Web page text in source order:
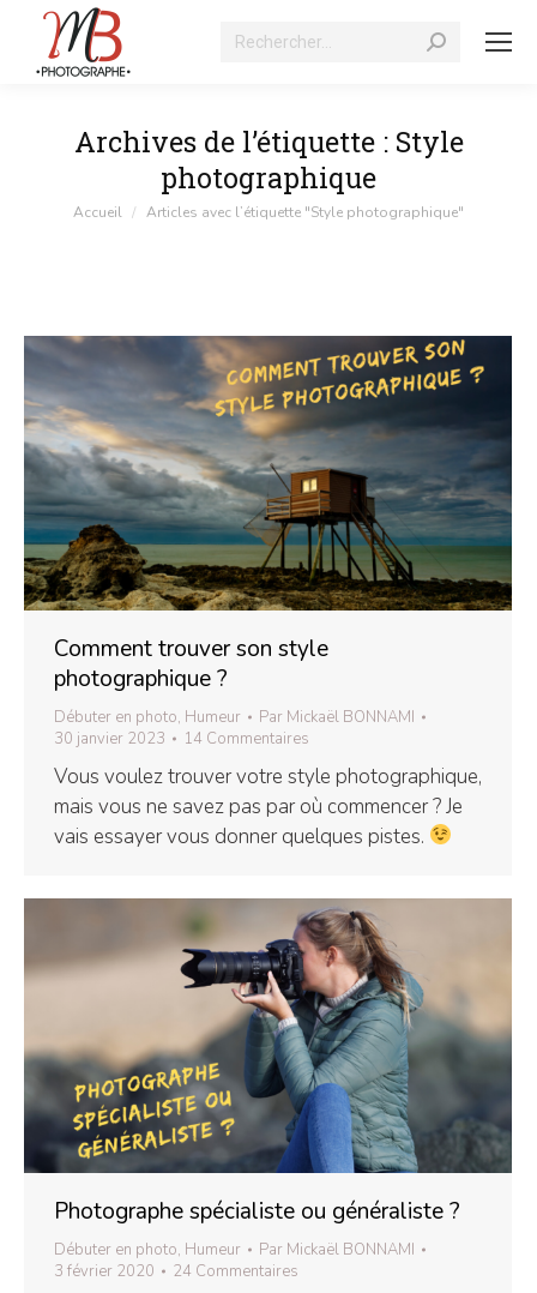
Recherche
Archives de l’étiquette : Style
photographique
Vous êtes ici :
Accueil Articles avec l’étiquette "Style photographique"
Comment trouver son style
photographique ?
Débuter en photo, Humeur Par Mickaël BONNAMI
30 janvier 2023
14 Commentaires
Vous voulez trouver votre style photographique,
mais vous ne savez pas par où commencer ? Je
vais essayer vous donner quelques pistes.
Photographe spécialiste ou généraliste ?
Débuter en photo, Humeur Par Mickaël BONNAMI
3 février 2020
24 Commentaires